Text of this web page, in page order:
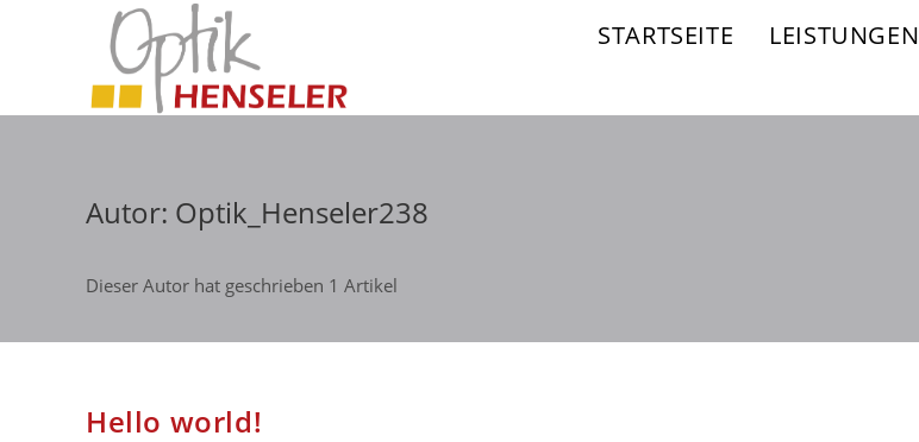
STARTSEITE LEISTUNGEN
Autor: Optik_Henseler238
Dieser Autor hat geschrieben 1 Artikel
Hello world!